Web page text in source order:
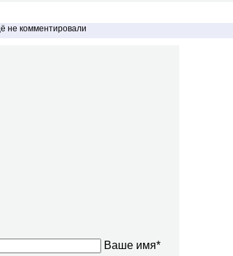
не комментировали
Ваше имя*